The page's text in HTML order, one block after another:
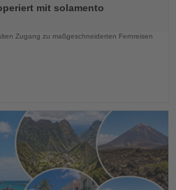
mit solamento
Zugang zu maßgeschneiderten Fernreisen